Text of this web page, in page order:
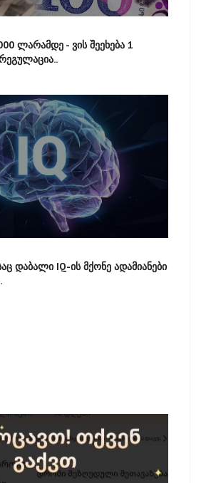
ლარამდე - ვის შეეხება 1
დაბალი IQ-ის მქონე ადამიანები